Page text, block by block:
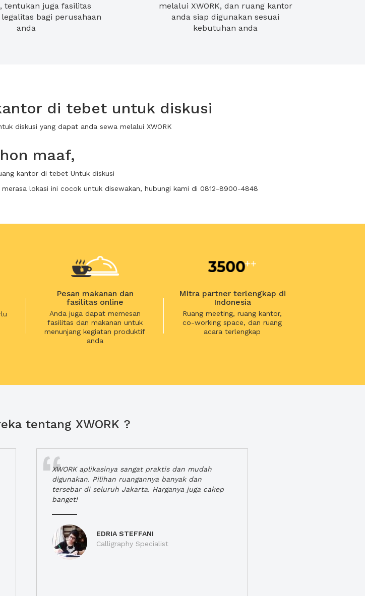
tentukan juga fasilitas
bagi perusahaan
anda
melalui XWORK, dan ruang kantor
anda siap digunakan sesuai
kebutuhan anda
di tebet untuk diskusi
diskusi yang dapat anda sewa melalui XWORK
maaf,
kantor di tebet Untuk diskusi
lokasi ini cocok untuk disewakan, hubungi kami di 0812-8900-4848
Pesan makanan dan
fasilitas online
Anda juga dapat memesan
fasilitas dan makanan untuk
menunjang kegiatan produktif
anda
Mitra partner terlengkap di
Indonesia
Ruang meeting, ruang kantor,
co-working space, dan ruang
acara terlengkap
tentang XWORK ?
XWORK aplikasinya sangat praktis dan mudah
digunakan. Pilihan ruangannya banyak dan
tersebar di seluruh Jakarta. Harganya juga cakep
banget!
EDRIA STEFFANI
Calligraphy Specialist